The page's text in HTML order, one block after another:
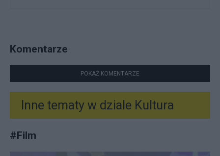
Komentarze
POKAŻ KOMENTARZE
Inne tematy w dziale Kultura
#Film